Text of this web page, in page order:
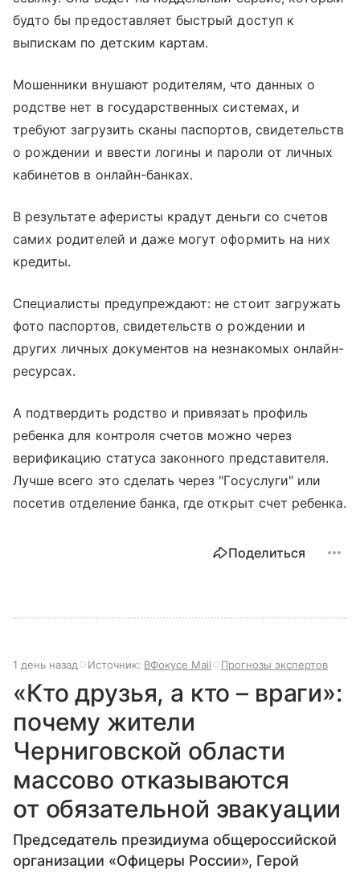
будто бы предоставляет быстрый доступ к
выпискам по детским картам.
Мошенники внушают родителям, что данных о
родстве нет в государственных системах, и
требуют загрузить сканы паспортов, свидетельств
о рождении и ввести логины и пароли от личных
кабинетов в онлайн-банках.
В результате аферисты крадут деньги со счетов
самих родителей и даже могут оформить на них
кредиты.
Специалисты предупреждают: не стоит загружать
фото паспортов, свидетельств о рождении и
других личных документов на незнакомых онлайн-
ресурсах.
А подтвердить родство и привязать профиль
ребенка для контроля счетов можно через
верификацию статуса законного представителя.
Лучше всего это сделать через "Госуслуги" или
посетив отделение банка, где открыт счет ребенка.
Поделиться
1 день назад Источник: ВФокусе Mail Прогнозы экспертов
«Кто друзья, а кто – враги»:
почему жители
Черниговской области
массово отказываются
от обязательной эвакуации
Председатель президиума общероссийской
организации «Офицеры России», Герой